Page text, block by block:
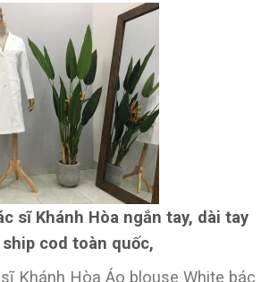
sĩ Khánh Hòa ngắn tay, dài tay
ship cod toàn quốc,
Khánh Hòa Áo blouse White bác